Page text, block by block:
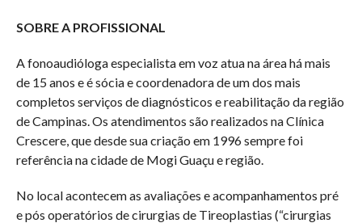
SOBRE A PROFISSIONAL
A fonoaudióloga especialista em voz atua na área há mais
de 15 anos e é sócia e coordenadora de um dos mais
completos serviços de diagnósticos e reabilitação da região
de Campinas. Os atendimentos são realizados na Clínica
Crescere, que desde sua criação em 1996 sempre foi
referência na cidade de Mogi Guaçu e região.
No local acontecem as avaliações e acompanhamentos pré
e pós operatórios de cirurgias de Tireoplastias (“cirurgias